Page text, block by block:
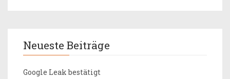
Neueste Beiträge
Google Leak bestätigt